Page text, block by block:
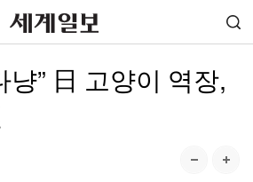
냥” 日 고양이 역장,